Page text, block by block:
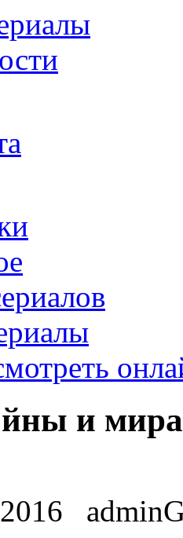
и